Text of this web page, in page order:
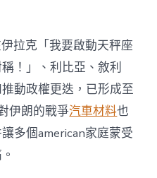
拉克「我要啟動天秤座
！」、利比亞、敘利
動政權更迭，已形成至
伊朗的戰爭汽車材料也
多個american家庭蒙受